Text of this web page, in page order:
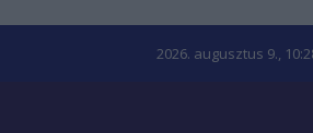
2026. augusztus 9.,